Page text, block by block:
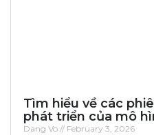
Tìm hiểu về các
phát triển của mô
Dang Vo February 3, 2026